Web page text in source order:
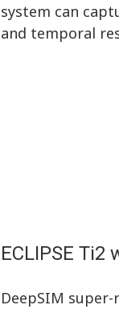
system can
and temporal
ECLIPSE Ti2
DeepSIM